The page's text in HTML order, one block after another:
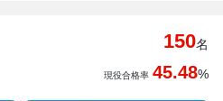
150名
現役合格率 45.48%